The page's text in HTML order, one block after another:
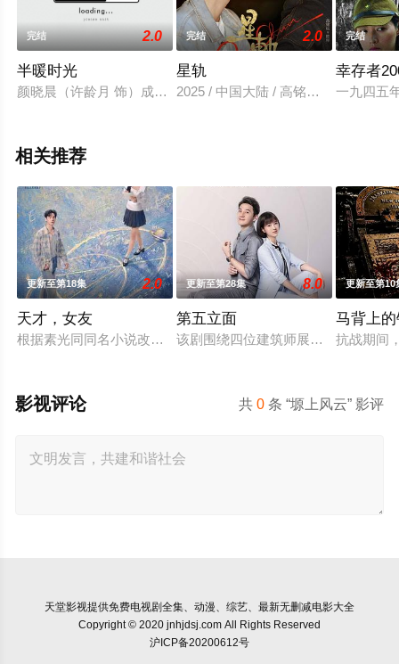
完结 2.0
半暖时光
颜晓晨（许龄月 饰）成长在一个温暖的家庭之中，本来有着无
完结 2.0
星轨
2025 / 中国大陆 / 高铭远,刘琼阳
完结
幸存者
一九四五
相关推荐
更新至第18集 2.0
天才，女友
根据素光同同名小说改编。江逾白长大以后，林知夏忽然对他
更新至第28集 8.0
第五立面
该剧围绕四位建筑师展开，讲述了他
更新至第10
马背上
抗战期间
共0 条 “塬上风云” 影评
影视评论
天堂影视提供免费电视剧全集、动漫、综艺、最新无删减电影大全
Copyright © 2020 jnhjdsj.com All Rights Reserved
沪ICP备20200612号